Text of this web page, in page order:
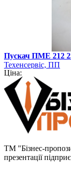
Пускач ПМЕ 212
Техенсервіс, ПП
Ціна:
ТМ "Бізнес-
презентації